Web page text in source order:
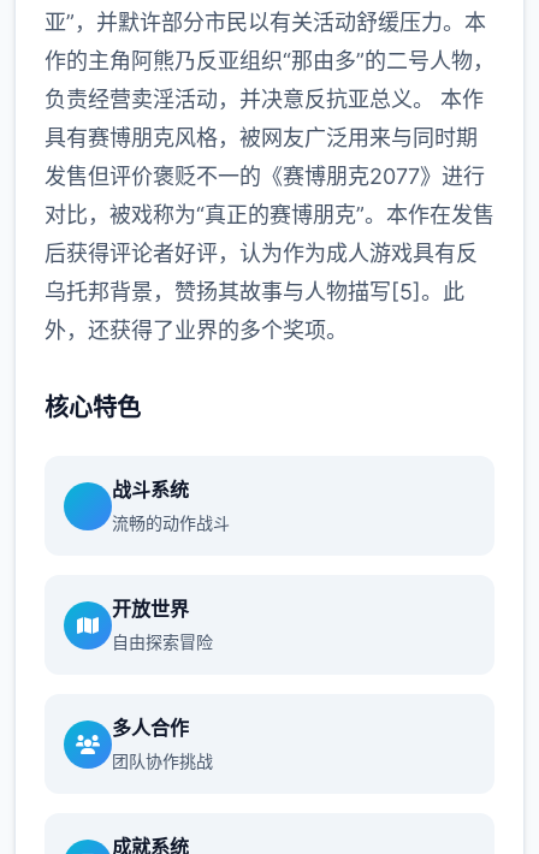
亚”，并默许部分市民以有关活动舒缓压力。本
作的主角阿熊乃反亚组织“那由多”的二号人物，
负责经营卖淫活动，并决意反抗亚总义。 本作
具有赛博朋克风格，被网友广泛用来与同时期
发售但评价褒贬不一的《赛博朋克2077》进行
对比，被戏称为“真正的赛博朋克”。本作在发售
后获得评论者好评，认为作为成人游戏具有反
乌托邦背景，赞扬其故事与人物描写[5]。此
外，还获得了业界的多个奖项。
核心特色
战斗系统
流畅的动作战斗
开放世界
自由探索冒险
多人合作
团队协作挑战
成就系统